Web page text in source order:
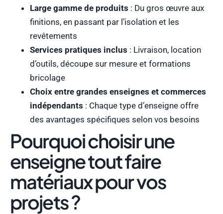
Large gamme de produits : Du gros œuvre aux
finitions, en passant par l’isolation et les
revêtements
Services pratiques inclus : Livraison, location
d’outils, découpe sur mesure et formations
bricolage
Choix entre grandes enseignes et commerces
indépendants : Chaque type d’enseigne offre
des avantages spécifiques selon vos besoins
Pourquoi choisir une
enseigne tout faire
matériaux pour vos
projets ?